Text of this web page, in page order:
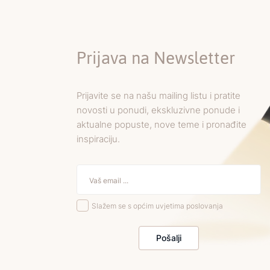
Prijava na Newsletter
Prijavite se na našu mailing listu i pratite
novosti u ponudi, ekskluzivne ponude i
aktualne popuste, nove teme i pronađite
inspiraciju.
Slažem se s općim uvjetima poslovanja
Pošalji